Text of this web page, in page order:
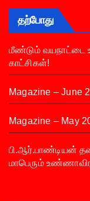
தற்போது
மீண்டும் வயநாட்டை
காட்சிகள்!
Magazine – June
Magazine – May
பி.ஆர்.பாண்டியன்
மாபெரும்